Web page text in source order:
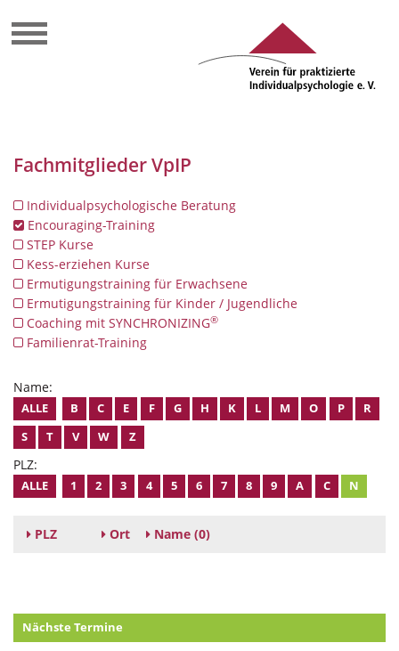
Fachmitglieder VpIP
Individualpsychologische Beratung
Encouraging-Training
STEP Kurse
Kess-erziehen Kurse
Ermutigungstraining für Erwachsene
Ermutigungstraining für Kinder / Jugendliche
Coaching mit SYNCHRONIZING®
Familienrat-Training
Name:
ALLE B C E F G H K L M O P
R
S
T V W Z
PLZ:
ALLE 1 2 3 4 5 6 7 8 9 A C N
PLZ Ort Name (0)
Nächste Termine